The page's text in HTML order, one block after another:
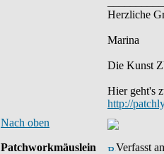
Herzliche
Marina
Die Kunst
Hier geht's
http://
Nach oben
Patchworkmäuslein
Verfasst